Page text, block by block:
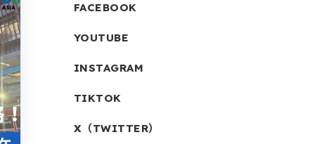
YOUTUBE
TIKTOK
INSTAGRAM
FACEBOOK
X（TWITTER）